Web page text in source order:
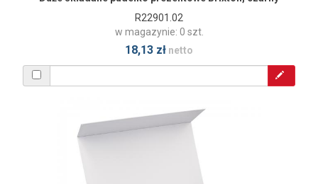
R22901.02
w magazynie: 0 szt.
18,13 zł netto